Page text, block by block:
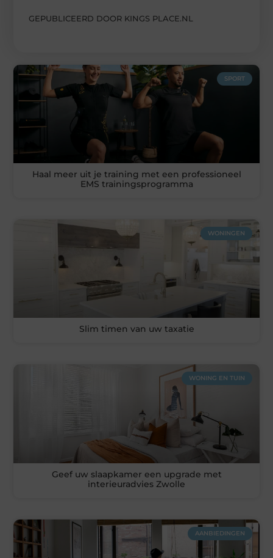
GEPUBLICEERD DOOR KINGS PLACE.NL
SPORT
Haal meer uit je training met een professioneel
EMS trainingsprogramma
WONINGEN
Slim timen van uw taxatie
WONING EN TUIN
Geef uw slaapkamer een upgrade met
interieuradvies Zwolle
AANBIEDINGEN